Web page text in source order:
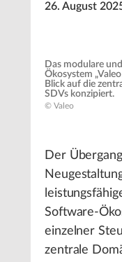
26. August
Das modulare
Ökosystem
Blick auf die
SDVs konzipiert.
© Valeo
Der
Software-
einzelner
zentrale